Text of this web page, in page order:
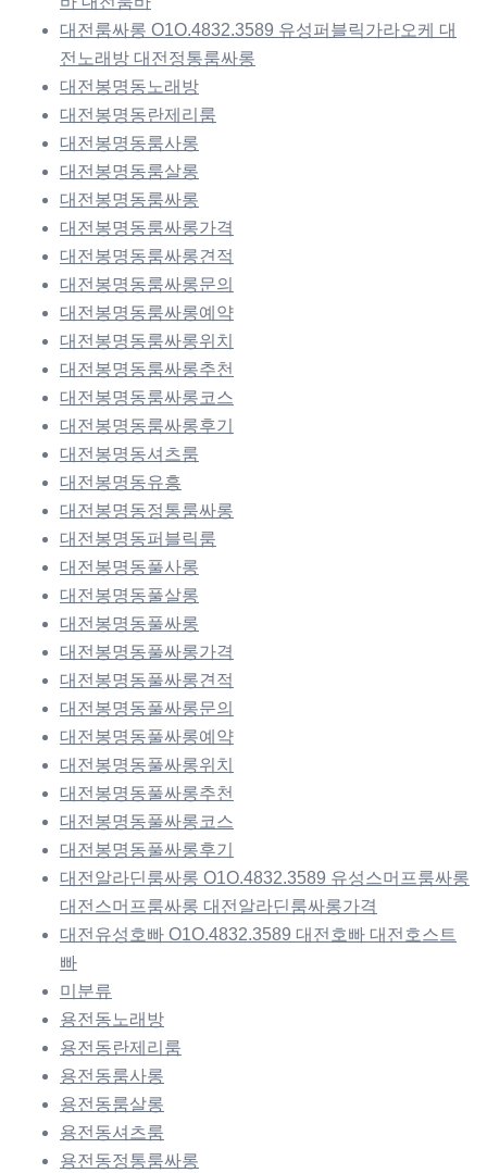
대전룸싸롱 O1O.4832.3589 유성퍼블릭가라오케 대
전노래방 대전정통룸싸롱
대전봉명동노래방
대전봉명동란제리룸
대전봉명동룸사롱
대전봉명동룸살롱
대전봉명동룸싸롱
대전봉명동룸싸롱가격
대전봉명동룸싸롱견적
대전봉명동룸싸롱문의
대전봉명동룸싸롱예약
대전봉명동룸싸롱위치
대전봉명동룸싸롱추천
대전봉명동룸싸롱코스
대전봉명동룸싸롱후기
대전봉명동셔츠룸
대전봉명동유흥
대전봉명동정통룸싸롱
대전봉명동퍼블릭룸
대전봉명동풀사롱
대전봉명동풀살롱
대전봉명동풀싸롱
대전봉명동풀싸롱가격
대전봉명동풀싸롱견적
대전봉명동풀싸롱문의
대전봉명동풀싸롱예약
대전봉명동풀싸롱위치
대전봉명동풀싸롱추천
대전봉명동풀싸롱코스
대전봉명동풀싸롱후기
대전알라딘룸싸롱 O1O.4832.3589 유성스머프룸싸롱
대전스머프룸싸롱 대전알라딘룸싸롱가격
대전유성호빠 O1O.4832.3589 대전호빠 대전호스트
빠
미분류
용전동노래방
용전동란제리룸
용전동룸사롱
용전동룸살롱
용전동셔츠룸
용전동정통룸싸롱